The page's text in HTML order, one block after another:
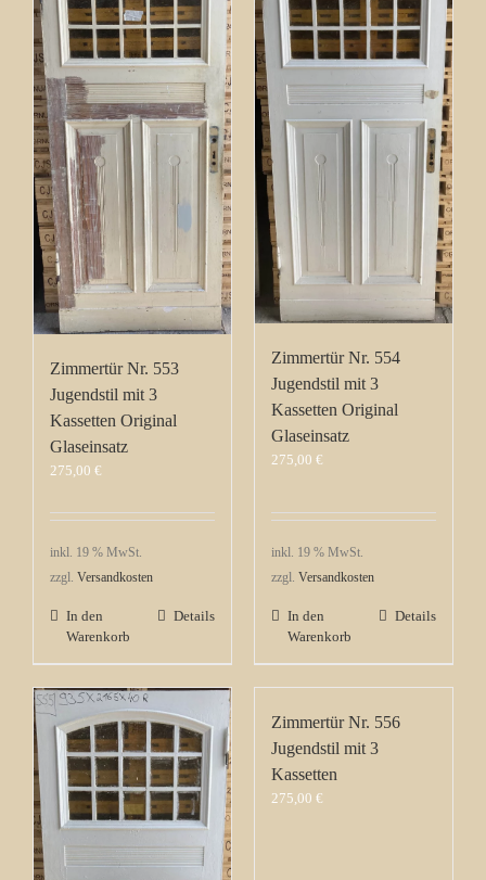
Zimmertür Nr. 553
Jugendstil mit 3
Kassetten Original
Glaseinsatz
275,00 €
inkl. 19 % MwSt.
zzgl. Versandkosten
In den
Warenkorb
Details
Zimmertür Nr. 554
Jugendstil mit 3
Kassetten Original
Glaseinsatz
275,00 €
inkl. 19 % MwSt.
zzgl. Versandkosten
In den
Warenkorb
Details
Zimmertür Nr. 556
Jugendstil mit 3
Kassetten
275,00 €